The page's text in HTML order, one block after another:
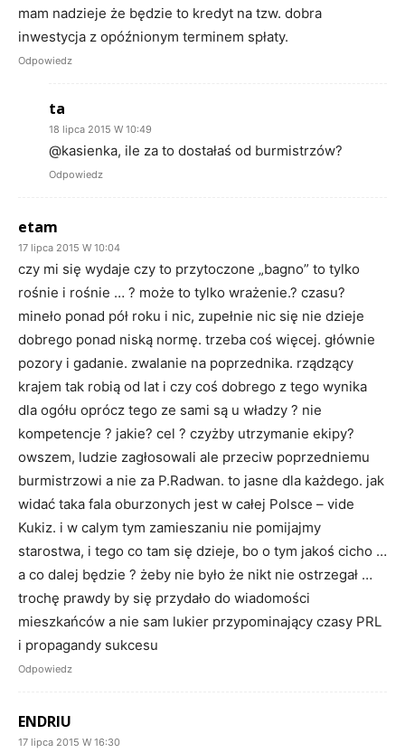
mam nadzieje że będzie to kredyt na tzw. dobra
inwestycja z opóźnionym terminem spłaty.
Odpowiedz
ta
18 lipca 2015 W 10:49
@kasienka, ile za to dostałaś od burmistrzów?
Odpowiedz
etam
17 lipca 2015 W 10:04
czy mi się wydaje czy to przytoczone „bagno” to tylko
rośnie i rośnie … ? może to tylko wrażenie.? czasu?
mineło ponad pół roku i nic, zupełnie nic się nie dzieje
dobrego ponad niską normę. trzeba coś więcej. głównie
pozory i gadanie. zwalanie na poprzednika. rządzący
krajem tak robią od lat i czy coś dobrego z tego wynika
dla ogółu oprócz tego ze sami są u władzy ? nie
kompetencje ? jakie? cel ? czyżby utrzymanie ekipy?
owszem, ludzie zagłosowali ale przeciw poprzedniemu
burmistrzowi a nie za P.Radwan. to jasne dla każdego. jak
widać taka fala oburzonych jest w całej Polsce – vide
Kukiz. i w calym tym zamieszaniu nie pomijajmy
starostwa, i tego co tam się dzieje, bo o tym jakoś cicho …
a co dalej będzie ? żeby nie było że nikt nie ostrzegał …
trochę prawdy by się przydało do wiadomości
mieszkańców a nie sam lukier przypominający czasy PRL
i propagandy sukcesu
Odpowiedz
ENDRIU
17 lipca 2015 W 16:30